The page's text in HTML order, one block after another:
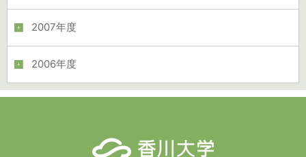
2007年度
2006年度